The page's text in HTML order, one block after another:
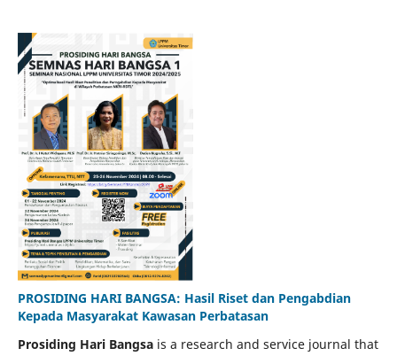
PROSIDING HARI BANGSA: Hasil Riset dan Pengabdian
Kepada Masyarakat Kawasan Perbatasan
Prosiding Hari Bangsais a research and service journal that